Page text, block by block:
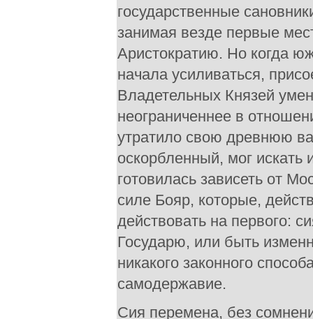
государственные
занимая везде первые
Аристократию. Но когда
начала усиливаться,
Владетельных Князей
неограниченнее в
утратило свою древнюю
оскорбленный, мог
готовилась зависеть от
силе Бояр, которые,
действовать на первого:
Государю, или быть
никакого законного
самодержавие.
Сия перемена, без